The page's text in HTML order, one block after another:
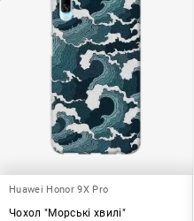
Huawei Honor 9X Pro
Чохол "Морські хвилі"